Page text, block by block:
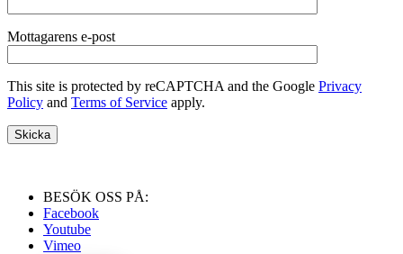
Mottagarens e-post
This site is protected by reCAPTCHA and the Google Privacy
Policy and Terms of Service apply.
BESÖK OSS PÅ:
Facebook
Youtube
Vimeo